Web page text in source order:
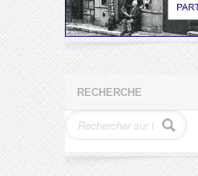
RECHERCHE